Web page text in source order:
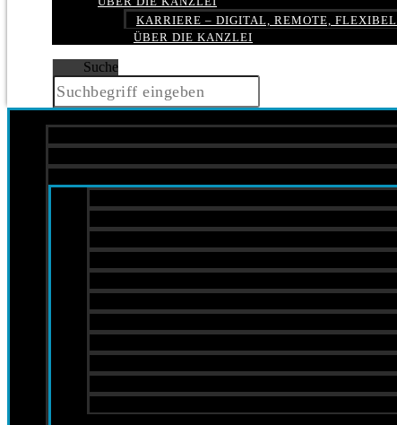
KARRIERE – DIGITAL, REMOTE, FLEXIBEL
ÜBER DIE KANZLEI
Suche